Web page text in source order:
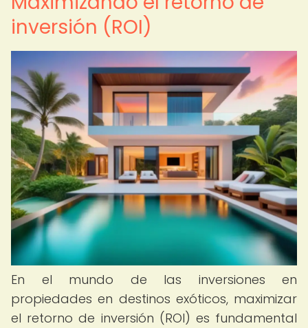
inversión (ROI)
En el mundo de las inversiones en
propiedades en destinos exóticos, maximizar
el retorno de inversión (ROI) es fundamental